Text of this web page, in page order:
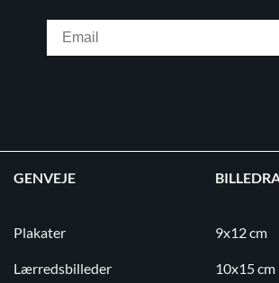
GENVEJE
Plakater
Lærredsbilleder
9x12 cm
10x15 cm